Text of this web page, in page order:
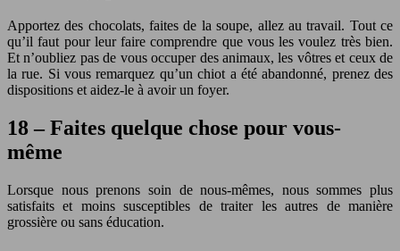
Apportez des chocolats, faites de la soupe, allez au travail. Tout ce
qu’il faut pour leur faire comprendre que vous les voulez très bien.
Et n’oubliez pas de vous occuper des animaux, les vôtres et ceux de
la rue. Si vous remarquez qu’un chiot a été abandonné, prenez des
dispositions et aidez-le à avoir un foyer.
18 – Faites quelque chose pour vous-
même
Lorsque nous prenons soin de nous-mêmes, nous sommes plus
satisfaits et moins susceptibles de traiter les autres de manière
grossière ou sans éducation.